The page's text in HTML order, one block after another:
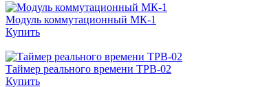
Модуль коммутационный МК-1
Купить
Таймер реального времени ТРВ-02
Купить